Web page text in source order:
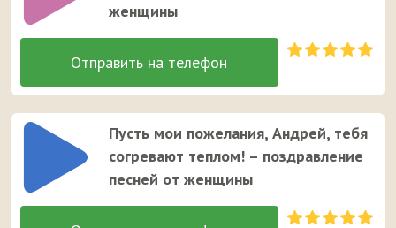
женщины
Пусть мои пожелания, Андрей, тебя
согревают теплом! – поздравление
песней от женщины